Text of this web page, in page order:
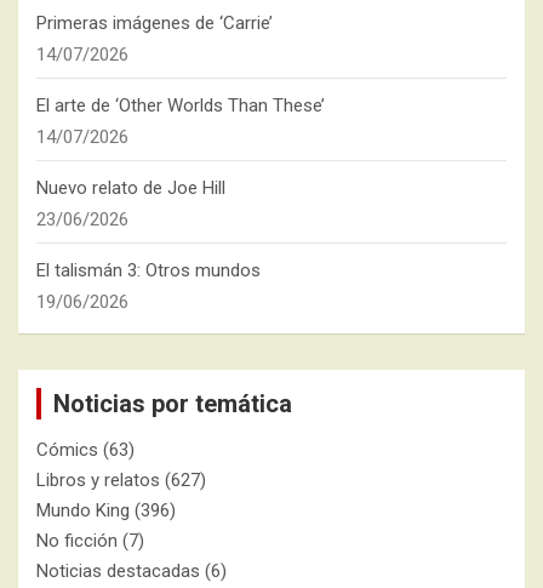
Primeras imágenes de ‘Carrie’
14/07/2026
El arte de ‘Other Worlds Than These’
14/07/2026
Nuevo relato de Joe Hill
23/06/2026
El talismán 3: Otros mundos
19/06/2026
Noticias por temática
Cómics (63)
Libros y relatos (627)
Mundo King (396)
No ficción (7)
Noticias destacadas (6)